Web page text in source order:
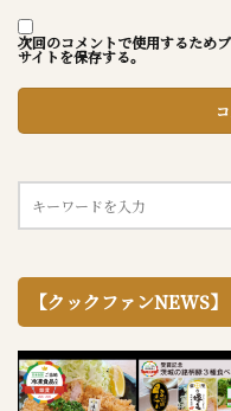
次回のコメントで使用するため
サイトを保存する。
【クックファンNEWS】